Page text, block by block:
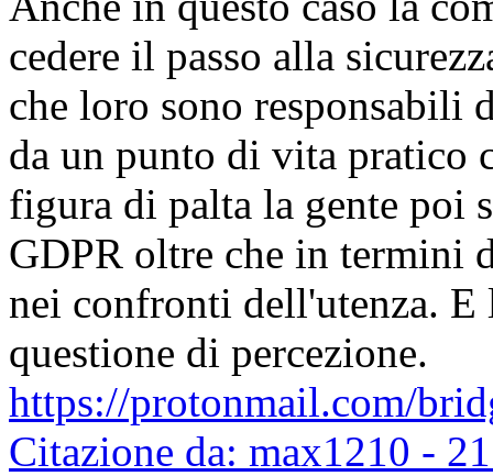
cedere il passo alla
che loro sono responsabili
da un punto di vita pratico
figura di palta la gente poi
GDPR oltre che in termini
nei confronti dell'utenza. E
questione di percezione.
https://protonmail.com/
Citazione da: max1210 -